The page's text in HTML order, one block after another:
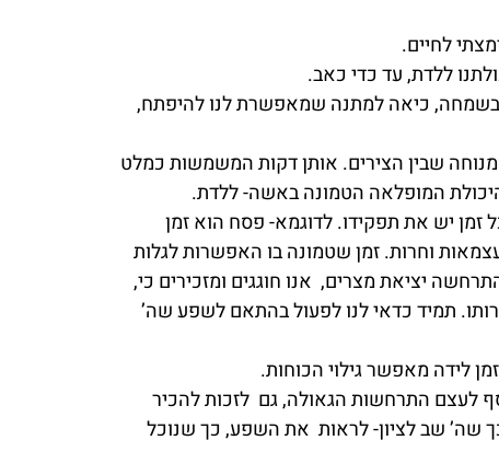
לחיים.
ללדת, עד כדי כאב.
בשמחה, כיאה למתנה שמאפשרת לנו להיפתח,
שבין הצירים. אותן דקות המשמשות כמלט
המופלאה הטמונה באשה- ללדת.
זמן יש את תפקידו. לדוגמא- פסח הוא זמן
עצמאות וחרות. זמן שטמונה בו האפשרות לגלות
יציאת מצרים,  אנו חוגגים ומזכירים כי,
תמיד כדאי לנו לפעול בהתאם לשפע שה’
לידה מאפשר גילוי הכוחות.
לעצם התרחשות הגאולה, גם  לזכות להכיר
שה’ שב לציון- לראות  את השפע, כך שנוכל